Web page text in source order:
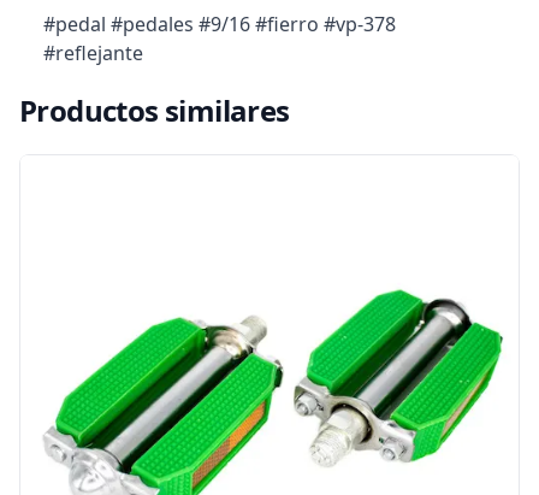
#pedal #pedales #9/16 #fierro #vp-378
#reflejante
Productos similares